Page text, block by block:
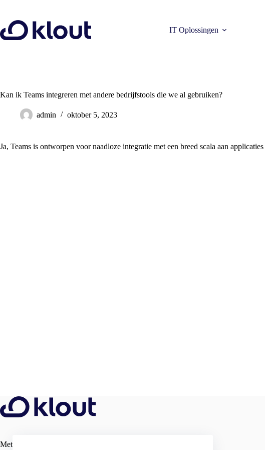
inhoud
IT Oplossingen
Kan ik Teams integreren met andere bedrijfstools die we al gebruiken?
admin oktober 5, 2023
Ja, Teams is ontworpen voor naadloze integratie met een breed scala aan
Met onze IT-oplossingen biedt Klout een compleet pallet aan